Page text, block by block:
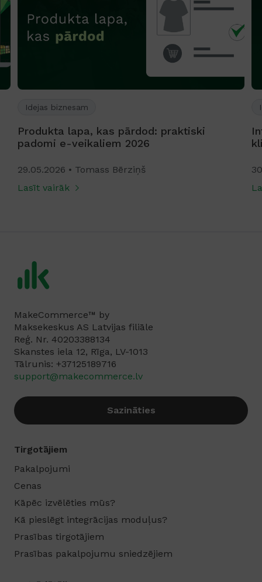
Idejas biznesam
Produkta lapa, kas pārdod: praktiski
padomi e-veikaliem 2026
29.05.2026
Tomass Bērziņš
Lasīt vairāk
MakeCommerce™ by
Maksekeskus AS Latvijas filiāle
Reģ. Nr. 40203388134
Skanstes iela 12, Rīga, LV-1013
Tālrunis: +37125189716‬
support@makecommerce.lv
Sazināties
Tirgotājiem
Pakalpojumi
Cenas
Kāpēc izvēlēties mūs?
Kā pieslēgt integrācijas moduļus?
Prasības tirgotājiem
Prasības pakalpojumu sniedzējiem